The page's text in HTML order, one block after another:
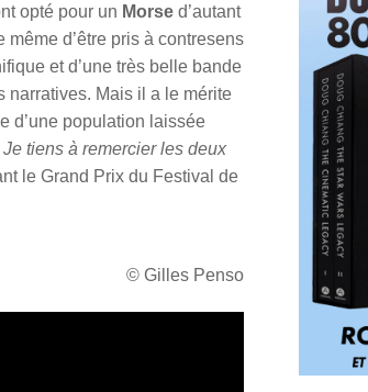
opté pour un Morse d’autant
d’être pris à contresens
et d’une très belle bande
narratives. Mais il a le mérite
d’une population laissée
Je tiens à remercier les deux
le Grand Prix du Festival de
© Gilles Penso